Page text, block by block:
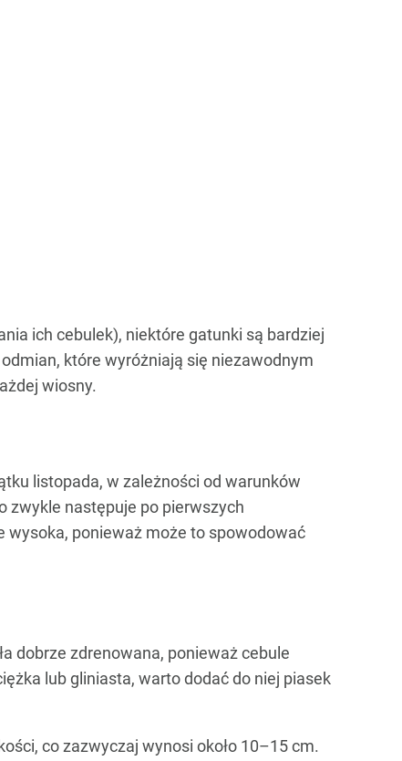
ich cebulek), niektóre gatunki są bardziej
które wyróżniają się niezawodnym
wiosny.
listopada, w zależności od warunków
zwykle następuje po pierwszych
wysoka, ponieważ może to spowodować
dobrze zdrenowana, ponieważ cebule
lub gliniasta, warto dodać do niej piasek
co zazwyczaj wynosi około 10–15 cm.